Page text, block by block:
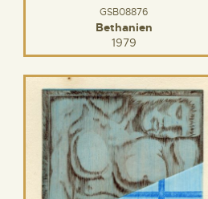
GSB08876
Bethanien
1979